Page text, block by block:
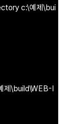
c:\예제\bui
\build\WEB-I